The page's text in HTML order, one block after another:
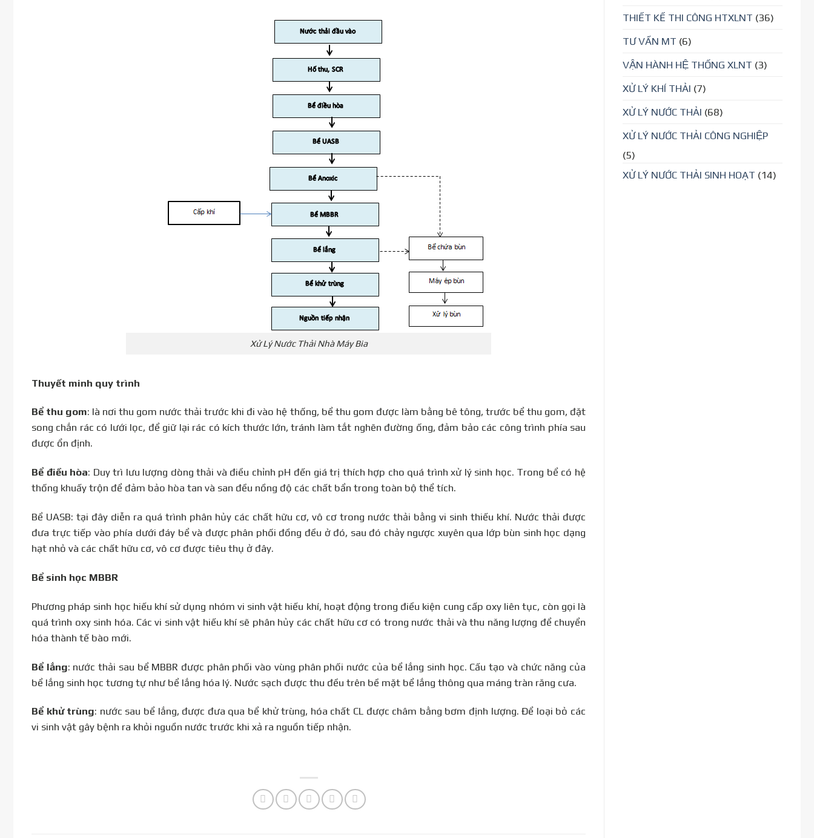
Xử Lý Nước Thải Nhà Máy Bia
Thuyết minh quy trình
Bể thu gom: là nơi thu gom nước thải trước khi đi vào hệ thống, bể thu gom được làm bằng bê tông, trước bể thu gom, đặt
song chắn rác có lưới lọc, để giữ lại rác có kích thước lớn, tránh làm tắt nghẽn đường ống, đảm bảo các công trình phía sau
được ổn định.
Bể điều hòa: Duy trì lưu lượng dòng thải và điều chỉnh pH đến giá trị thích hợp cho quá trình xử lý sinh học. Trong bể có hệ
thống khuấy trộn để đảm bảo hòa tan và san đều nồng độ các chất bẩn trong toàn bộ thể tích.
Bể UASB: tại đây diễn ra quá trình phân hủy các chất hữu cơ, vô cơ trong nước thải bằng vi sinh thiếu khí. Nước thải được
đưa trực tiếp vào phía dưới đáy bể và được phân phối đồng đều ở đó, sau đó chảy ngược xuyên qua lớp bùn sinh học dạng
hạt nhỏ và các chất hữu cơ, vô cơ được tiêu thụ ở đây.
Bể sinh học MBBR
Phương pháp sinh học hiếu khí sử dụng nhóm vi sinh vật hiếu khí, hoạt động trong điều kiện cung cấp oxy liên tục, còn gọi là
quá trình oxy sinh hóa. Các vi sinh vật hiếu khí sẽ phân hủy các chất hữu cơ có trong nước thải và thu năng lượng để chuyển
hóa thành tế bào mới.
Bể lắng: nước thải sau bể MBBR được phân phối vào vùng phân phối nước của bể lắng sinh học. Cấu tạo và chức năng của
bể lắng sinh học tương tự như bể lắng hóa lý. Nước sạch được thu đều trên bề mặt bể lắng thông qua máng tràn răng cưa.
Bể khử trùng: nước sau bể lắng, được đưa qua bể khử trùng, hóa chất CL được châm bằng bơm định lượng. Để loại bỏ các
vi sinh vật gây bệnh ra khỏi nguồn nước trước khi xả ra nguồn tiếp nhận.
THIẾT KẾ THI CÔNG HTXLNT (36)
TƯ VẤN MT (6)
VẬN HÀNH HỆ THỐNG XLNT (3)
XỬ LÝ KHÍ THẢI (7)
XỬ LÝ NƯỚC THẢI (68)
XỬ LÝ NƯỚC THẢI CÔNG NGHIỆP
(5)
XỬ LÝ NƯỚC THẢI SINH HOẠT (14)